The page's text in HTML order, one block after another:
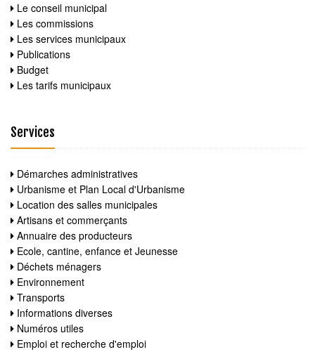
Le conseil municipal
Les commissions
Les services municipaux
Publications
Budget
Les tarifs municipaux
Services
Démarches administratives
Urbanisme et Plan Local d'Urbanisme
Location des salles municipales
Artisans et commerçants
Annuaire des producteurs
Ecole, cantine, enfance et Jeunesse
Déchets ménagers
Environnement
Transports
Informations diverses
Numéros utiles
Emploi et recherche d'emploi